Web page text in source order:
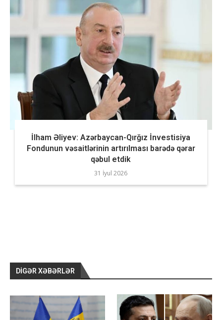
İlham Əliyev: Azərbaycan-Qırğız İnvestisiya
Fondunun vəsaitlərinin artırılması barədə qərar
qəbul etdik
31 İyul 2026
DIGƏR XƏBƏRLƏR